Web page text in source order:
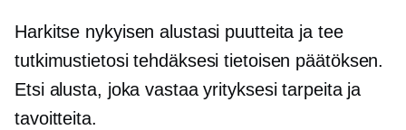
Harkitse nykyisen alustasi puutteita ja tee
tutkimustietosi tehdäksesi tietoisen päätöksen.
Etsi alusta, joka vastaa yrityksesi tarpeita ja
tavoitteita.